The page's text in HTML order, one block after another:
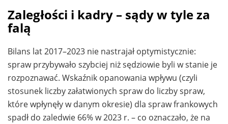
Zaległości i kadry – sądy w tyle za
falą
Bilans lat 2017–2023 nie nastrajał optymistycznie:
spraw przybywało szybciej niż sędziowie byli w stanie je
rozpoznawać. Wskaźnik opanowania wpływu (czyli
stosunek liczby załatwionych spraw do liczby spraw,
które wpłynęły w danym okresie) dla spraw frankowych
spadł do zaledwie 66% w 2023 r. – co oznaczało, że na